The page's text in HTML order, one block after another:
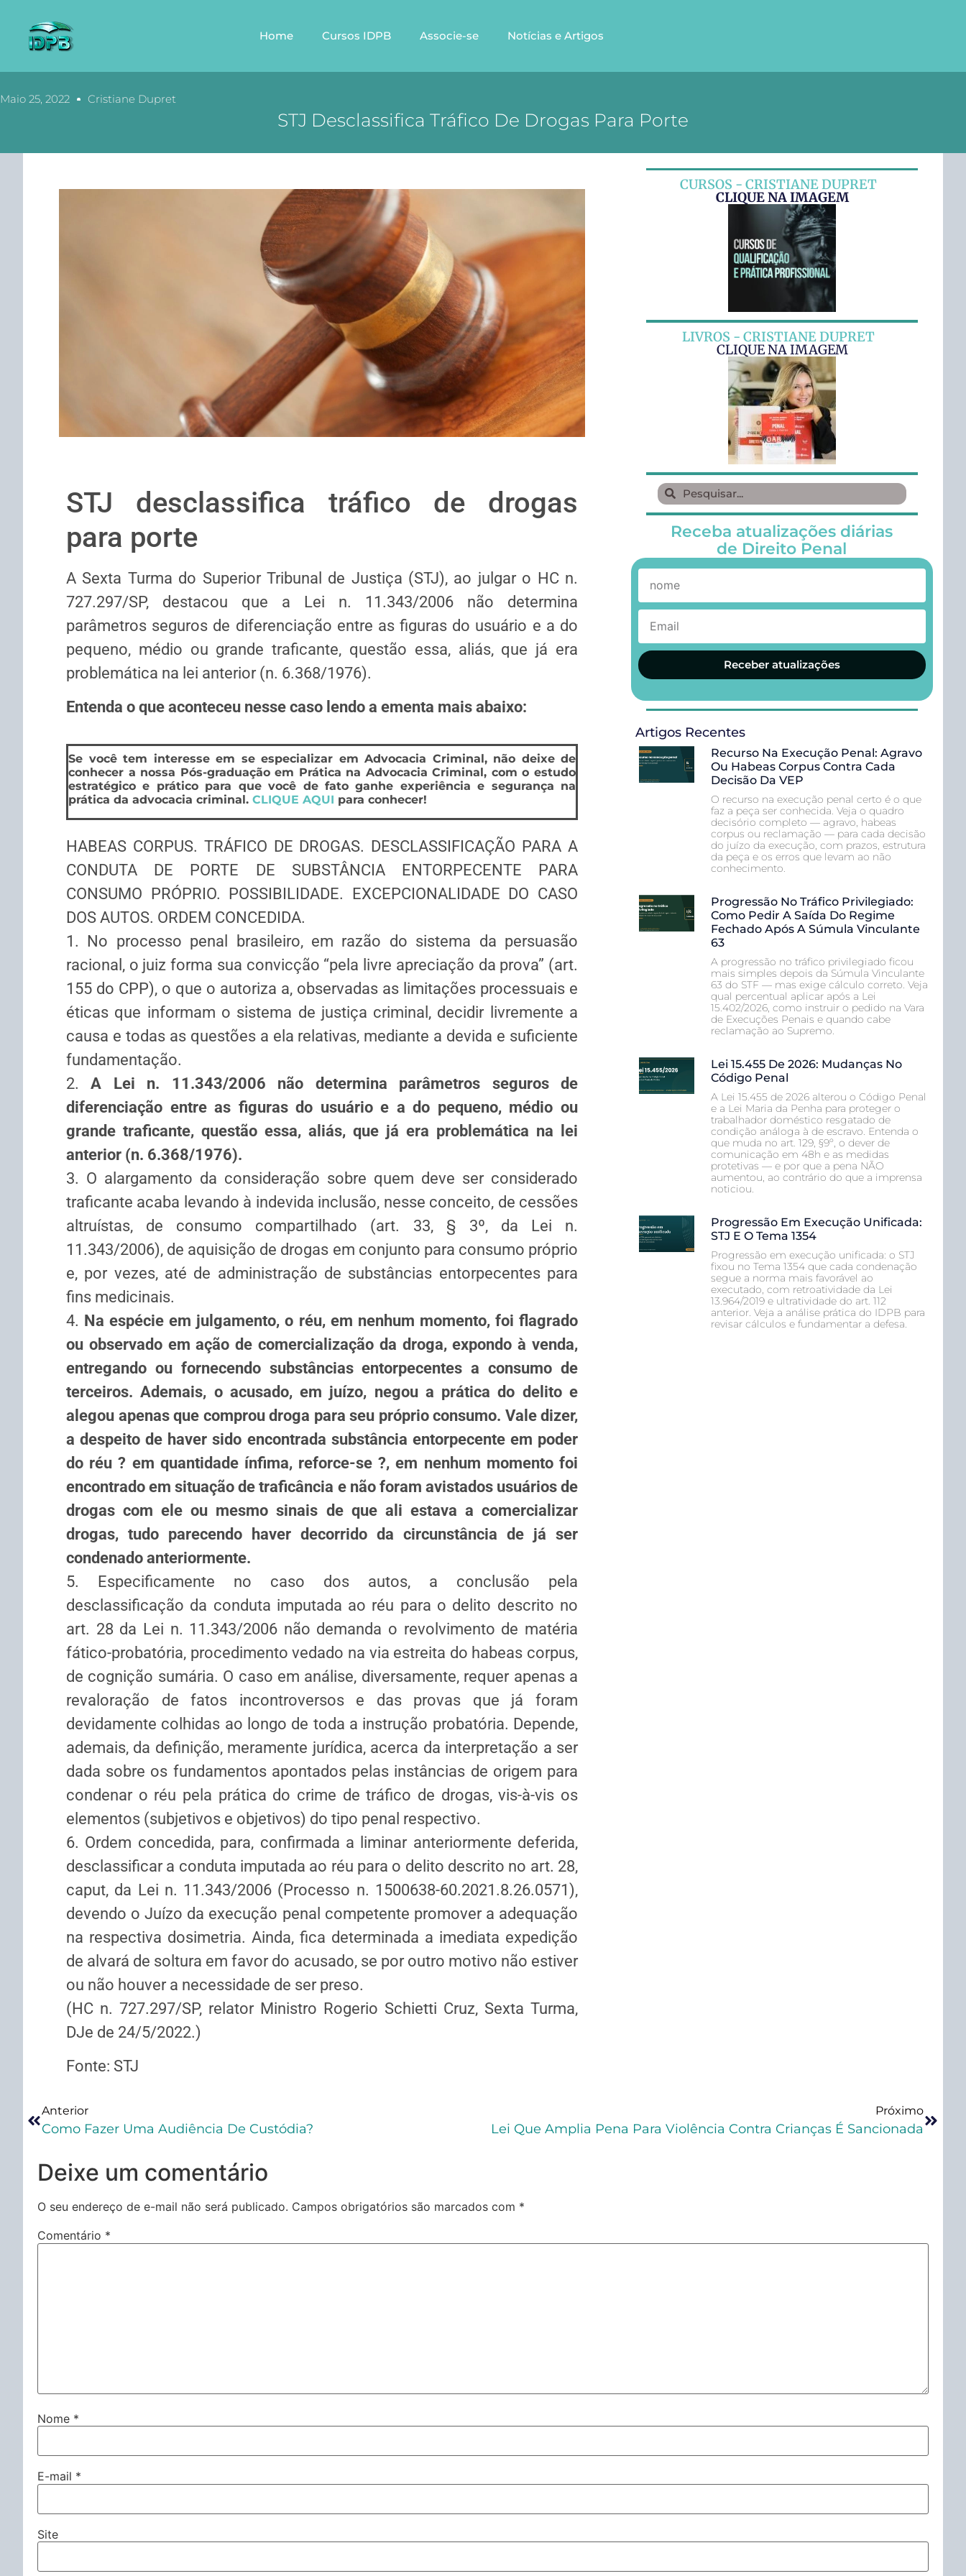
Home Cursos IDPB Associe-se Notícias e Artigos
Maio 25, 2022 Cristiane Dupret
STJ Desclassifica Tráfico De Drogas Para Porte
STJ desclassifica tráfico de drogas
para porte
​A Sexta Turma do Superior Tribunal de Justiça (STJ), ao julgar o HC n.
727.297/SP, destacou que a Lei n. 11.343/2006 não determina
parâmetros seguros de diferenciação entre as figuras do usuário e a do
pequeno, médio ou grande traficante, questão essa, aliás, que já era
problemática na lei anterior (n. 6.368/1976).
Entenda o que aconteceu nesse caso lendo a ementa mais abaixo:
Se você tem interesse em se especializar em Advocacia Criminal, não deixe de
conhecer a nossa Pós-graduação em Prática na Advocacia Criminal, com o estudo
estratégico e prático para que você de fato ganhe experiência e segurança na
prática da advocacia criminal. CLIQUE AQUI para conhecer!
HABEAS CORPUS. TRÁFICO DE DROGAS. DESCLASSIFICAÇÃO PARA A
CONDUTA DE PORTE DE SUBSTÂNCIA ENTORPECENTE PARA
CONSUMO PRÓPRIO. POSSIBILIDADE. EXCEPCIONALIDADE DO CASO
DOS AUTOS. ORDEM CONCEDIDA.
1. No processo penal brasileiro, em razão do sistema da persuasão
racional, o juiz forma sua convicção “pela livre apreciação da prova” (art.
155 do CPP), o que o autoriza a, observadas as limitações processuais e
éticas que informam o sistema de justiça criminal, decidir livremente a
causa e todas as questões a ela relativas, mediante a devida e suficiente
fundamentação.
2.A Lei n. 11.343/2006 não determina parâmetros seguros de
diferenciação entre as figuras do usuário e a do pequeno, médio ou
grande traficante, questão essa, aliás, que já era problemática na lei
anterior (n. 6.368/1976).
3. O alargamento da consideração sobre quem deve ser considerado
traficante acaba levando à indevida inclusão, nesse conceito, de cessões
altruístas, de consumo compartilhado (art. 33, § 3º, da Lei n.
11.343/2006), de aquisição de drogas em conjunto para consumo próprio
e, por vezes, até de administração de substâncias entorpecentes para
fins medicinais.
4. Na espécie em julgamento, o réu, em nenhum momento, foi flagrado
ou observado em ação de comercialização da droga, expondo à venda,
entregando ou fornecendo substâncias entorpecentes a consumo de
terceiros. Ademais, o acusado, em juízo, negou a prática do delito e
alegou apenas que comprou droga para seu próprio consumo. Vale dizer,
a despeito de haver sido encontrada substância entorpecente em poder
do réu ? em quantidade ínfima, reforce-se ?, em nenhum momento foi
encontrado em situação de traficância e não foram avistados usuários de
drogas com ele ou mesmo sinais de que ali estava a comercializar
drogas, tudo parecendo haver decorrido da circunstância de já ser
condenado anteriormente.
5. Especificamente no caso dos autos, a conclusão pela
desclassificação da conduta imputada ao réu para o delito descrito no
art. 28 da Lei n. 11.343/2006 não demanda o revolvimento de matéria
fático-probatória, procedimento vedado na via estreita do habeas corpus,
de cognição sumária. O caso em análise, diversamente, requer apenas a
revaloração de fatos incontroversos e das provas que já foram
devidamente colhidas ao longo de toda a instrução probatória. Depende,
ademais, da definição, meramente jurídica, acerca da interpretação a ser
dada sobre os fundamentos apontados pelas instâncias de origem para
condenar o réu pela prática do crime de tráfico de drogas, vis-à-vis os
elementos (subjetivos e objetivos) do tipo penal respectivo.
6. Ordem concedida, para, confirmada a liminar anteriormente deferida,
desclassificar a conduta imputada ao réu para o delito descrito no art. 28,
caput, da Lei n. 11.343/2006 (Processo n. 1500638-60.2021.8.26.0571),
devendo o Juízo da execução penal competente promover a adequação
na respectiva dosimetria. Ainda, fica determinada a imediata expedição
de alvará de soltura em favor do acusado, se por outro motivo não estiver
ou não houver a necessidade de ser preso.
(HC n. 727.297/SP, relator Ministro Rogerio Schietti Cruz, Sexta Turma,
DJe de 24/5/2022.)
Fonte: STJ
CURSOS - CRISTIANE DUPRET
CLIQUE NA IMAGEM
LIVROS - CRISTIANE DUPRET
CLIQUE NA IMAGEM
Receba atualizações diárias
de Direito Penal
Receber atualizações
Artigos Recentes
Recurso Na Execução Penal: Agravo
Ou Habeas Corpus Contra Cada
Decisão Da VEP
O recurso na execução penal certo é o que
faz a peça ser conhecida. Veja o quadro
decisório completo — agravo, habeas
corpus ou reclamação — para cada decisão
do juízo da execução, com prazos, estrutura
da peça e os erros que levam ao não
conhecimento.
Progressão No Tráfico Privilegiado:
Como Pedir A Saída Do Regime
Fechado Após A Súmula Vinculante
63
A progressão no tráfico privilegiado ficou
mais simples depois da Súmula Vinculante
63 do STF — mas exige cálculo correto. Veja
qual percentual aplicar após a Lei
15.402/2026, como instruir o pedido na Vara
de Execuções Penais e quando cabe
reclamação ao Supremo.
Lei 15.455 De 2026: Mudanças No
Código Penal
A Lei 15.455 de 2026 alterou o Código Penal
e a Lei Maria da Penha para proteger o
trabalhador doméstico resgatado de
condição análoga à de escravo. Entenda o
que muda no art. 129, §9º, o dever de
comunicação em 48h e as medidas
protetivas — e por que a pena NÃO
aumentou, ao contrário do que a imprensa
noticiou.
Progressão Em Execução Unificada:
STJ E O Tema 1354
Progressão em execução unificada: o STJ
fixou no Tema 1354 que cada condenação
segue a norma mais favorável ao
executado, com retroatividade da Lei
13.964/2019 e ultratividade do art. 112
anterior. Veja a análise prática do IDPB para
revisar cálculos e fundamentar a defesa.
Anterior
Como Fazer Uma Audiência De Custódia?
Próximo
Lei Que Amplia Pena Para Violência Contra Crianças É Sancionada
Deixe um comentário
O seu endereço de e-mail não será publicado. Campos obrigatórios são marcados com *
Comentário *
Nome *
E-mail *
Site